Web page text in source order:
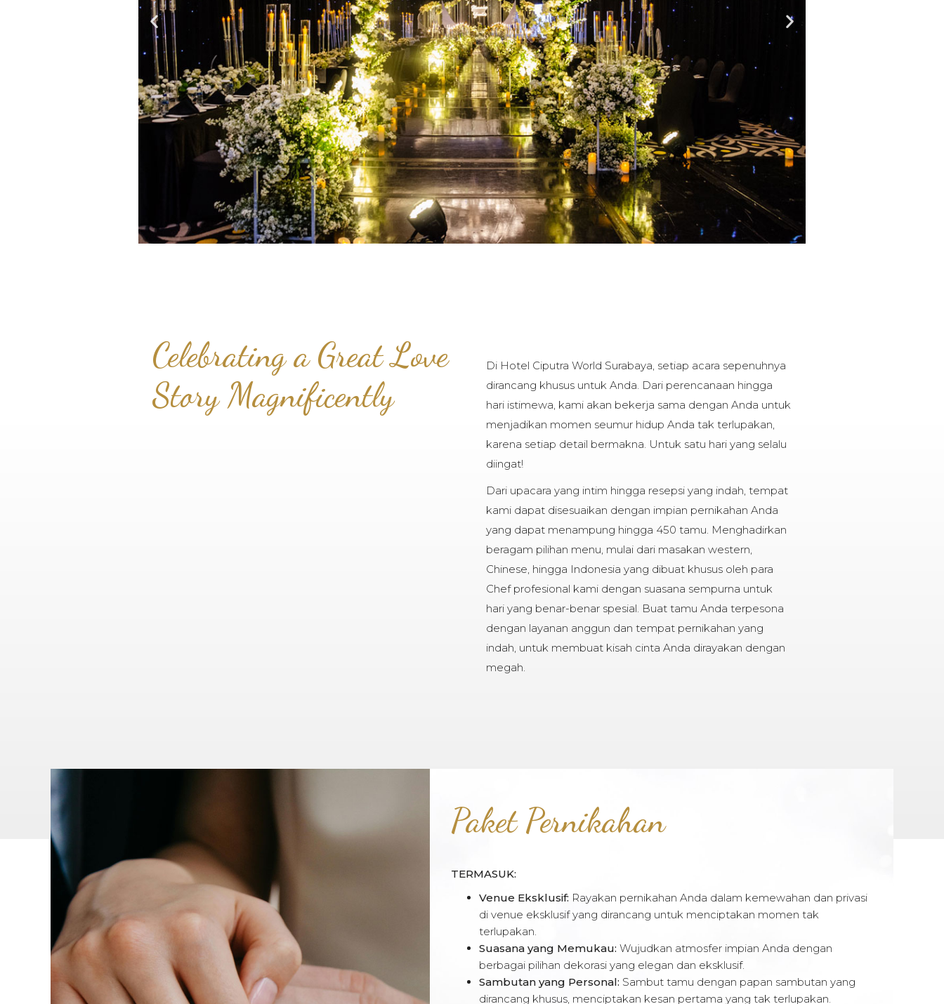
Celebrating a Great Love
Story Magnificently
Di Hotel Ciputra World Surabaya, setiap acara sepenuhnya
dirancang khusus untuk Anda. Dari perencanaan hingga
hari istimewa, kami akan bekerja sama dengan Anda untuk
menjadikan momen seumur hidup Anda tak terlupakan,
karena setiap detail bermakna. Untuk satu hari yang selalu
diingat!
Dari upacara yang intim hingga resepsi yang indah, tempat
kami dapat disesuaikan dengan impian pernikahan Anda
yang dapat menampung hingga 450 tamu. Menghadirkan
beragam pilihan menu, mulai dari masakan western,
Chinese, hingga Indonesia yang dibuat khusus oleh para
Chef profesional kami dengan suasana sempurna untuk
hari yang benar-benar spesial. Buat tamu Anda terpesona
dengan layanan anggun dan tempat pernikahan yang
indah, untuk membuat kisah cinta Anda dirayakan dengan
megah.
Paket Pernikahan
TERMASUK:
Venue Eksklusif: Rayakan pernikahan Anda dalam kemewahan dan privasi
di venue eksklusif yang dirancang untuk menciptakan momen tak
terlupakan.
Suasana yang Memukau: Wujudkan atmosfer impian Anda dengan
berbagai pilihan dekorasi yang elegan dan eksklusif.
Sambutan yang Personal: Sambut tamu dengan papan sambutan yang
dirancang khusus, menciptakan kesan pertama yang tak terlupakan.